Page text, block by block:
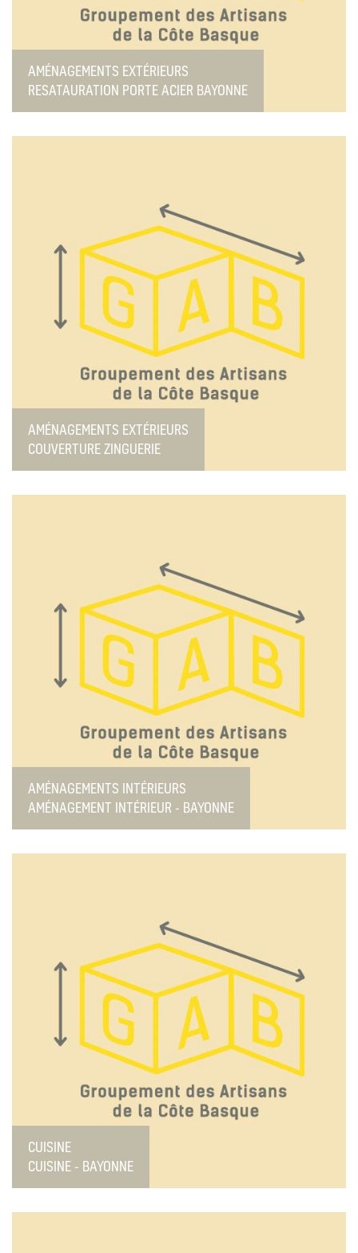
AMÉNAGEMENTS EXTÉRIEURS
RESATAURATION PORTE ACIER BAYONNE
AMÉNAGEMENTS EXTÉRIEURS
COUVERTURE ZINGUERIE
AMÉNAGEMENTS INTÉRIEURS
AMÉNAGEMENT INTÉRIEUR - BAYONNE
CUISINE
CUISINE - BAYONNE